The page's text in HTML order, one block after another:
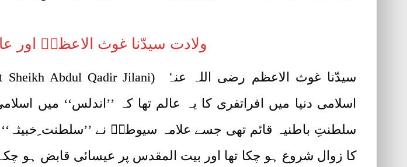
ولادت سیدّنا غوث الاعظمؓ اور
اسلامی دنیا میں افراتفری کا یہ عالم تھا کہ ’’اندلس‘‘
سلطنتِ باطنیہ قائم تھی جسے علامہ سیوطیؒ نے ’’سلطنت
کا زوال شروع ہو چکا تھا اور بیت المقدس پر عیسائی قابض ہو